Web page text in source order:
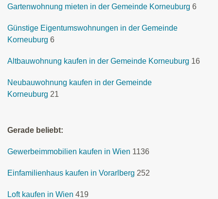
Gartenwohnung mieten in der Gemeinde Korneuburg 6
Günstige Eigentumswohnungen in der Gemeinde
Korneuburg 6
Altbauwohnung kaufen in der Gemeinde Korneuburg 16
Neubauwohnung kaufen in der Gemeinde
Korneuburg 21
Gerade beliebt:
Gewerbeimmobilien kaufen in Wien 1136
Einfamilienhaus kaufen in Vorarlberg 252
Loft kaufen in Wien 419